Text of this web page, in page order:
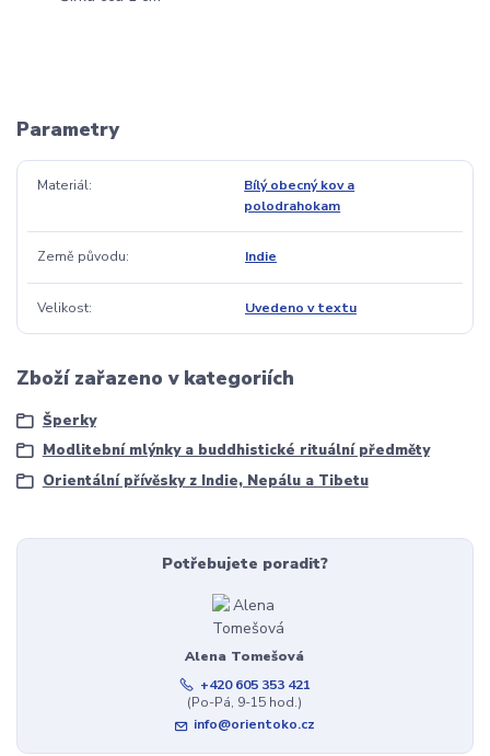
Parametry
Materiál
Bílý obecný kov a
polodrahokam
Země původu Indie
Velikost Uvedeno v textu
Zboží zařazeno v kategoriích
Šperky
Modlitební mlýnky a buddhistické rituální předměty
Orientální přívěsky z Indie, Nepálu a Tibetu
Potřebujete poradit?
Alena Tomešová
+420 605 353 421
(Po-Pá, 9-15 hod.)
info@orientoko.cz